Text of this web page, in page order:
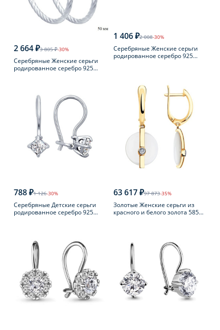
2 664 ₽3 805 ₽-30%
Серебряные Женские серьги
родированное серебро 925
1 406 ₽2 008-30%
Серебряные Женские серьги
родированное серебро 925
788 ₽1 126-30%
Серебряные Детские серьги
родированное серебро 925
63 617 ₽97 873-35%
Золотые Женские серьги из
красного и белого золота 585